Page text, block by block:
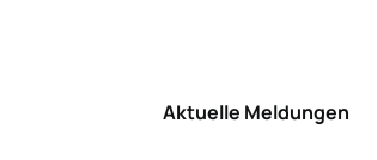
Aktuelle Meldungen